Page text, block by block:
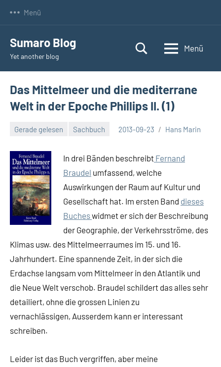
Menü
Sumaro Blog
Yet another blog
Menü
Das Mittelmeer und die mediterrane
Welt in der Epoche Phillips II. (1)
Gerade gelesen Sachbuch 2013-09-23 Hans Marin
In drei Bänden beschreibt Fernand
Braudel umfassend, welche
Auswirkungen der Raum auf Kultur und
Gesellschaft hat. Im ersten Band dieses
Bucheswidmet er sich der Beschreibung
der Geographie, der Verkehrsströme, des
Klimas usw. des Mittelmeerraumes im 15. und 16.
Jahrhundert. Eine spannende Zeit, in der sich die
Erdachse langsam vom Mittelmeer in den Atlantik und
die Neue Welt verschob. Braudel schildert das alles sehr
detailiert, ohne die grossen Linien zu
vernachlässigen, Ausserdem kann er interessant
schreiben.
Leider ist das Buch vergriffen, aber meine